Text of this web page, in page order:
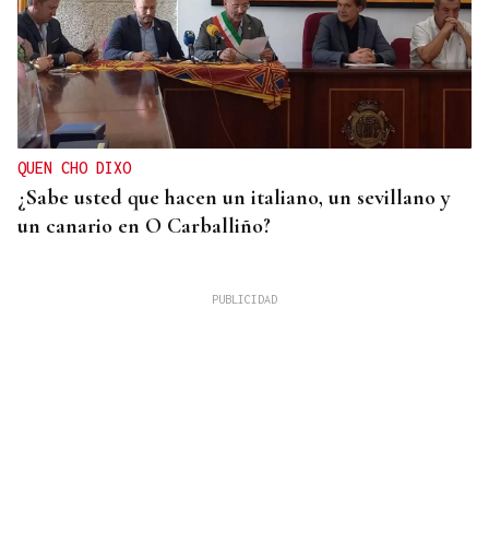
QUEN CHO DIXO
¿Sabe usted que hacen un italiano, un sevillano y
un canario en O Carballiño?